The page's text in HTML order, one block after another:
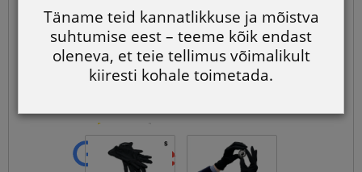
Täname teid kannatlikkuse ja mõistva
suhtumise eest – teeme kõik endast
oleneva, et teie tellimus võimalikult
kiiresti kohale toimetada.